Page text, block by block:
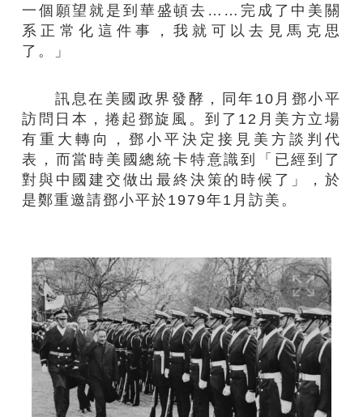
一個願望就是到華盛頓去……完成了中美關
系正常化這件事，我就可以去見馬克思
了。」
訊息在美國政界發酵，同年10月鄧小平
訪問日本，捲起鄧旋風。到了12月美方立場
有重大轉向，鄧小平決定接見美方談判代
表，而當時美國總統卡特意識到「已經到了
對與中國建交做出最終決策的時候了」，於
是鄭重邀請鄧小平於1979年1月訪美。